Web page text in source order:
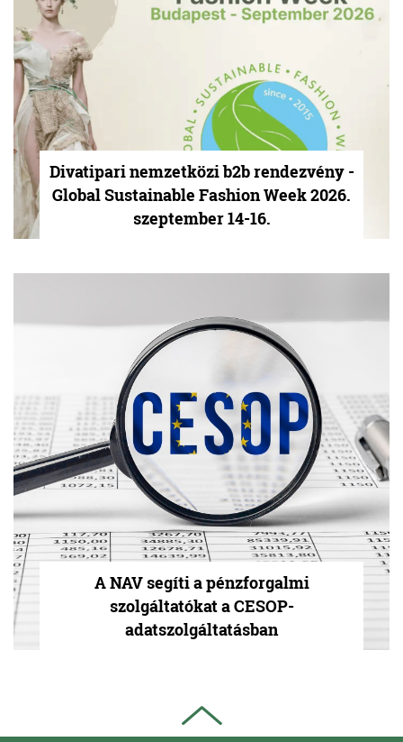
Divatipari nemzetközi b2b rendezvény -
Global Sustainable Fashion Week 2026.
szeptember 14-16.
A NAV segíti a pénzforgalmi
szolgáltatókat a CESOP-
adatszolgáltatásban